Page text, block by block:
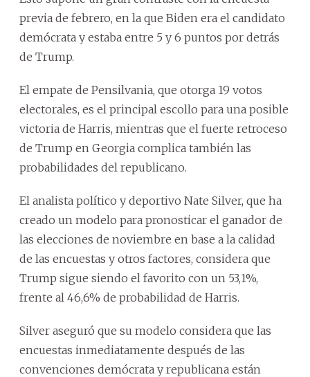
previa de febrero, en la que Biden era el candidato
demócrata y estaba entre 5 y 6 puntos por detrás
de Trump.
El empate de Pensilvania, que otorga 19 votos
electorales, es el principal escollo para una posible
victoria de Harris, mientras que el fuerte retroceso
de Trump en Georgia complica también las
probabilidades del republicano.
El analista político y deportivo Nate Silver, que ha
creado un modelo para pronosticar el ganador de
las elecciones de noviembre en base a la calidad
de las encuestas y otros factores, considera que
Trump sigue siendo el favorito con un 53,1%,
frente al 46,6% de probabilidad de Harris.
Silver aseguró que su modelo considera que las
encuestas inmediatamente después de las
convenciones demócrata y republicana están